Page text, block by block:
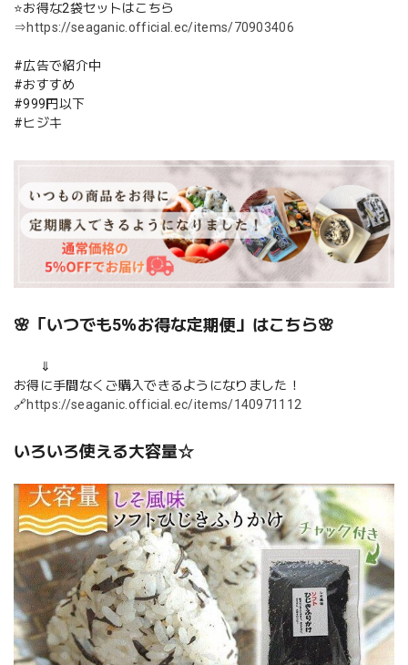
⭐お得な2袋セットはこちら
⇒https://seaganic.official.ec/items/70903406
#広告で紹介中
#おすすめ
#999円以下
#ヒジキ
🌸「いつでも5％お得な定期便」はこちら🌸
⇓
お得に手間なくご購入できるようになりました！
🔗https://seaganic.official.ec/items/140971112
いろいろ使える大容量☆